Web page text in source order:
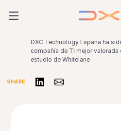
DXC Technology España ha
compañía de TI mejor valorada
estudio de Whitelane
SHARE Compartir en LinkedIn
Share via Email